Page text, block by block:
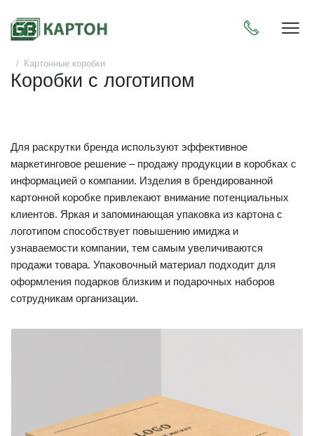
Картонные коробки
Коробки с логотипом
Для раскрутки бренда используют эффективное
маркетинговое решение – продажу продукции в коробках с
информацией о компании. Изделия в брендированной
картонной коробке привлекают внимание потенциальных
клиентов. Яркая и запоминающая упаковка из картона с
логотипом способствует повышению имиджа и
узнаваемости компании, тем самым увеличиваются
продажи товара. Упаковочный материал подходит для
оформления подарков близким и подарочных наборов
сотрудникам организации.